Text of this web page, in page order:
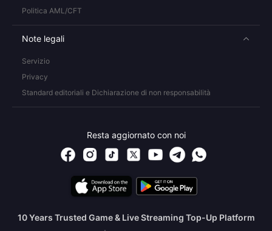
Politica AML/CFT
Note legali
Servizio
Privacy
Standard editoriali e Dichiarazione di non responsabilità
Resta aggiornato con noi
10 Years Trusted Game & Live Streaming Top-Up Platform